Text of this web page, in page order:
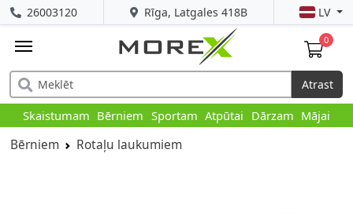
Rīga, Latgales 418B
26003120 LV
0
Atrast
Skaistumam Bērniem Sportam Atpūtai Dārzam Mājai
Bērniem Rotaļu laukumiem